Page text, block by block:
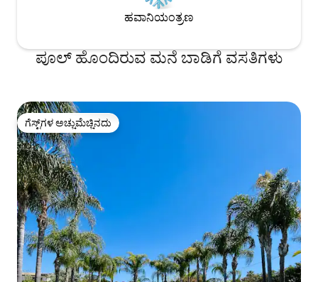
ಹವಾನಿಯಂತ್ರಣ
ಪೂಲ್ ಹೊಂದಿರುವ ಮನೆ ಬಾಡಿಗೆ ವಸತಿಗಳು
ಗೆಸ್ಟ್‌ಗಳ ಅಚ್ಚುಮೆಚ್ಚಿನದು
ಗೆಸ್ಟ್‌ಗಳ ಅಚ್ಚುಮೆಚ್ಚಿನದು